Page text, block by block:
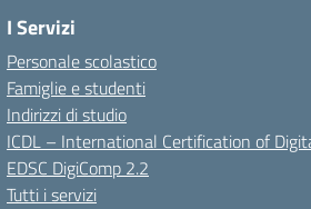
I Servizi
Personale scolastico
Famiglie e studenti
Indirizzi di studio
ICDL – International Certification of
EDSC DigiComp 2.2
Tutti i servizi